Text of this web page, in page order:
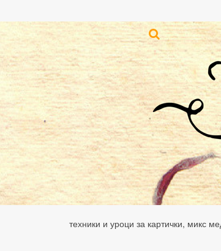
техники и уроци за картички, микс